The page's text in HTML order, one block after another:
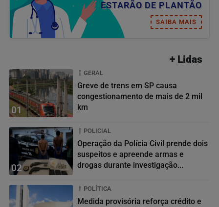
ESTARÃO DE PLANTÃO
SAIBA MAIS
+ Lidas
01
GERAL
Greve de trens em SP causa
congestionamento de mais de 2 mil
km
02
POLICIAL
Operação da Polícia Civil prende dois
suspeitos e apreende armas e
drogas durante investigação...
POLÍTICA
Medida provisória reforça crédito e